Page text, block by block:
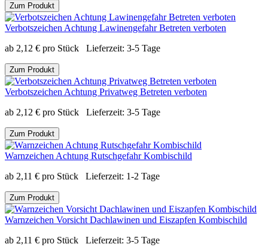
Zum Produkt
Verbotszeichen Achtung Lawinengefahr Betreten verboten
ab 2,12 € pro Stück Lieferzeit: 3-5 Tage
Zum Produkt
Verbotszeichen Achtung Privatweg Betreten verboten
ab 2,12 € pro Stück Lieferzeit: 3-5 Tage
Zum Produkt
Warnzeichen Achtung Rutschgefahr Kombischild
ab 2,11 € pro Stück Lieferzeit: 1-2 Tage
Zum Produkt
Warnzeichen Vorsicht Dachlawinen und Eiszapfen Kombischild
ab 2,11 € pro Stück Lieferzeit: 3-5 Tage